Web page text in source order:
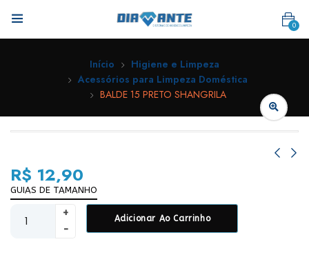
0
Início
Higiene e Limpeza
Acessórios para Limpeza Doméstica
BALDE 15 PRETO SHANGRILA
R$ 12,90
GUIAS DE TAMANHO
Adicionar Ao Carrinho